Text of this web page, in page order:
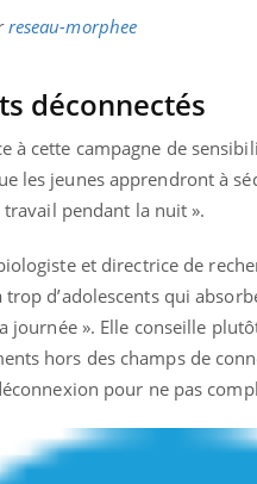
reseau-morphee
déconnectés
à cette campagne de
les jeunes apprendront à
pendant la nuit ».
et directrice de
trop d’adolescents qui
journée ». Elle conseille
hors des champs de
pour ne pas